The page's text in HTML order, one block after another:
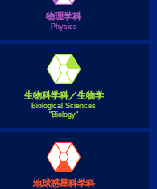
物理学科
Physics
生物科学科／生物学
Biological Sciences
"Biology"
地球惑星科学科